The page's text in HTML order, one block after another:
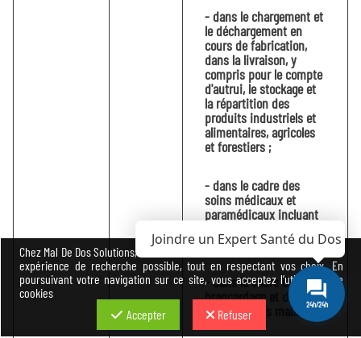
- dans le chargement et
le déchargement en
cours de fabrication,
dans la livraison, y
compris pour le compte
d'autrui, le stockage et
la répartition des
produits industriels et
alimentaires, agricoles
et forestiers ;
- dans le cadre des
soins médicaux et
paramédicaux incluant
personnes ;
- dans le cadre du
brancardage et du
transport des malades ;
Chez Mal De Dos Solutions, nous avons à cœur de vous offrir la meilleure
expérience de recherche possible, tout en respectant vos choix. En
poursuivant votre navigation sur ce site, vous acceptez l’utilisation de
cookies
Accepter
Refuser
24h/24h
Joindre un Expert Santé du Dos